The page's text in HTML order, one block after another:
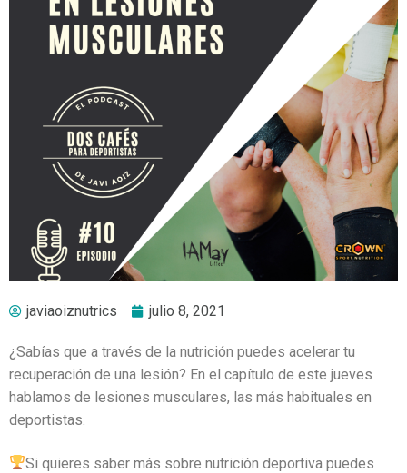
javiaoiznutrics julio 8, 2021
¿Sabías que a través de la nutrición puedes acelerar tu
recuperación de una lesión? En el capítulo de este jueves
hablamos de lesiones musculares, las más habituales en
deportistas.
Si quieres saber más sobre nutrición deportiva puedes